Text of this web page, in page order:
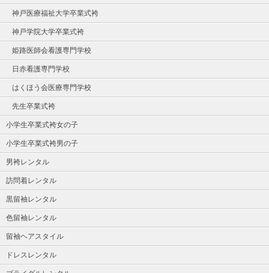
神戸医療福祉大学卒業式袴
神戸学院大学卒業式袴
姫路医師会看護専門学校
日赤看護専門学校
はくほう会医療専門学校
先生卒業式袴
小学生卒業式袴女の子
小学生卒業式袴男の子
男袴レンタル
訪問着レンタル
黒留袖レンタル
色留袖レンタル
留袖ヘアスタイル
ドレスレンタル